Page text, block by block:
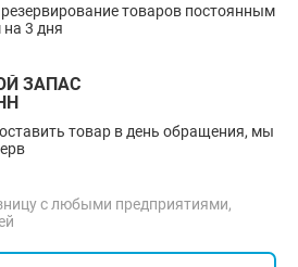
товаров постоянным
3 дня
ЗАПАС
товар в день обращения, мы
с любыми предприятиями,